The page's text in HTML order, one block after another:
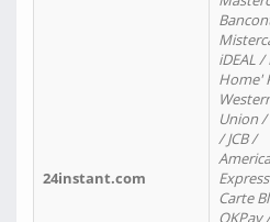
24instant.com
iDEAL /
Home'
Union
/ JCB /
Carte
OKPay